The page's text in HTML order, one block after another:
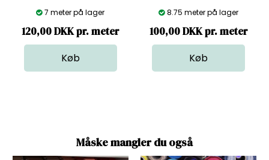
7 meter på lager
120,00 DKK pr. meter
8.75 meter på lager
100,00 DKK pr. meter
Måske mangler du også